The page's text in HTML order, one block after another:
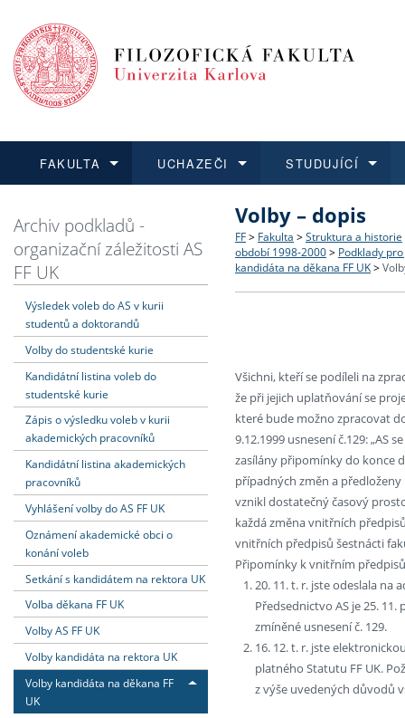
FAKULTA
Dozvědět se více
Struktura a historie
Strategie a další
Fakultní školy FF UK
UCHAZEČI
Podat přihlášku
Co studovat a jak se
Učitelské studijní
STUDUJÍCÍ
Dozvědět se více
Bakalářské a magisterské
Doktorské studium
Dozvědět se více
O vědě a výzkumu na FF
Akademické kvalifikace
Dozvědět se více
Aktuální nabídky a
Vyjíždějící studenti
Archiv podkladů -
organizační záležitosti AS
FF UK
Výsledek voleb do AS v kurii
studentů a doktorandů
Volby do studentské kurie
Kandidátní listina voleb do
studentské kurie
Zápis o výsledku voleb v kurii
akademických pracovníků
Kandidátní listina akademických
pracovníků
Vyhlášení volby do AS FF UK
Oznámení akademické obci o
konání voleb
Setkání s kandidátem na rektora UK
Volba děkana FF UK
Volby AS FF UK
Volby kandidáta na rektora UK
Volby kandidáta na děkana FF
UK
Volby – dopis
FF > Fakulta > Struktura a historie
období 1998-2000 > Podklady
kandidáta na děkana FF UK >
Všichni, kteří se podíleli na
že při jejich uplatňování se
které bude možno zpracovat
9.12.1999 usnesení č.129:
zasílány připomínky do konce
případných změn a předloženy
vznikl dostatečný časový
každá změna vnitřních
vnitřních předpisů šestnácti
Připomínky k vnitřním
20. 11. t. r. jste odeslala na
Předsednictvo AS je 25.
zmíněné usnesení č. 129.
16. 12. t. r. jste
platného Statutu FF UK.
z výše uvedených důvodů